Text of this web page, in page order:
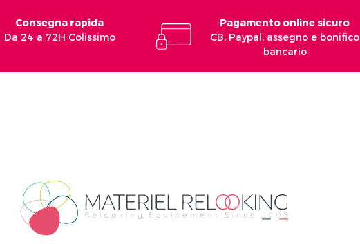
Consegna rapida
Da 24 a 72H Colissimo
Pagamento online sicuro
CB, Paypal, assegno e bonifico
bancario